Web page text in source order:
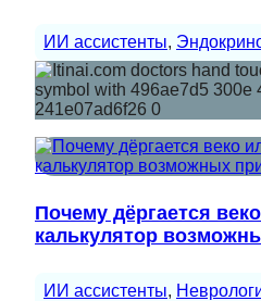
ИИ ассистенты,
Почему дёргается
калькулятор
ИИ ассистенты,